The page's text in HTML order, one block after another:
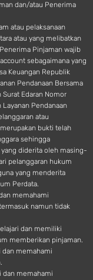
dan/atau Penerima
atau pelaksanaan
atau yang melibatkan
Pinjaman wajib
sebagaimana yang
Keuangan Republik
Pendanaan Bersama
Edaran Nomor
Pendanaan
atau
bukti telah
sehingga
diderita oleh masing-
pelanggaran hukum
yang menderita
Perdata.
memahami
namun tidak
dan memiliki
memberikan pinjaman.
dan memahami
dan memahami